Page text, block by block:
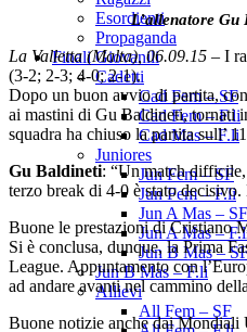
Esordienti
Propaganda
Finali Giovanili
Cadetti
Cad Fem – SF
Cad Fem – F.li
Cad Mas – F.li
Juniores
Jun Fem – SF
Jun Fem – F.li
Jun A Mas – SF
Jun A Mas –
Jun B Mas –
Jun B Mas – F.li
Allievi
All Fem – SF
L’allenatore Gu
La Valletta (Malta), 06.09.15 – I
(3-2; 2-3; 4-0; 2-1).
Dopo un buon avvio di partita,
ai mastini di Gu Baldineti, tornati
squadra ha chiuso la partita sull’
Gu Baldineti: “Un match
terzo break di 4-0 è stato
Buone le prestazioni di Cristiano
Si è conclusa, dunque, la Prima
League. Appuntamento con
ad andare avanti nel cammino
Buone notizie anche dai Mondiali